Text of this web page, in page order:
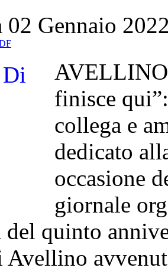
02 Gennaio
AVELLINO
finisce
collega e
dedicato
occasione
giornale
quinto
Avellino